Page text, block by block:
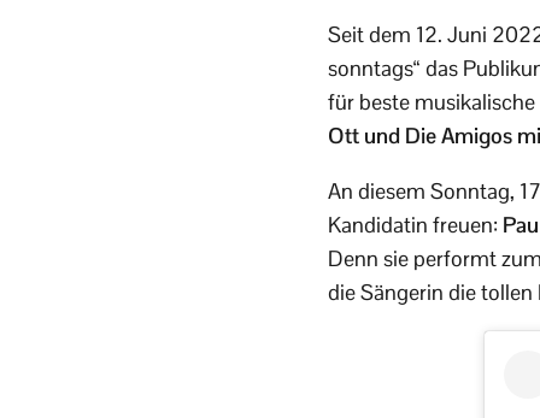
Seit dem 12. Juni
sonntags“ das
für beste
Ott und Die Amigos
An diesem Sonntag,
Kandidatin freuen:
Denn sie performt
die Sängerin die tollen